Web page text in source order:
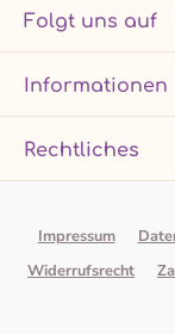
Folgt uns auf
Informationen
Rechtliches
Impressum
Widerrufsrecht